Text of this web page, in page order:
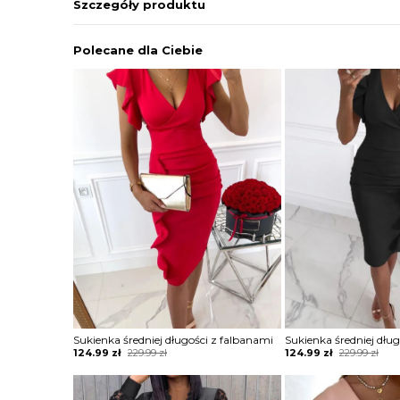
Szczegóły produktu
Polecane dla Ciebie
Sukienka średniej długości z falbanami
229.99zł
Original
was:
229.99 zł.
124.99 zł
Current
is:
124.99 zł.
Sukienka średniej
229.99zł
Original
was:
229.99 zł.
124.99 zł
Current
is:
124.99 zł.